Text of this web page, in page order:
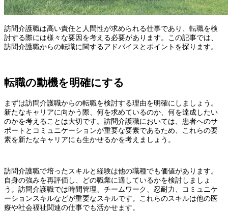
訪問介護職は高い責任と人間性が求められる仕事であり、転職を検
討する際には様々な要因を考える必要があります。この記事では、
訪問介護職からの転職に関するアドバイスとポイントを探ります。
転職の動機を明確にする
まずは訪問介護職からの転職を検討する理由を明確にしましょう。
新たなキャリアに向かう際、何を求めているのか、何を達成したい
のかを考えることは大切です。訪問介護職においては、患者へのサ
ポートとコミュニケーションが重要な要素であるため、これらの要
素を新たなキャリアにも生かせるかを考えましょう。
訪問介護職で培ったスキルと経験は他の職種でも価値があります。
自身の強みを再評価し、どの職業に適しているかを検討しましょ
う。訪問介護職では時間管理、チームワーク、忍耐力、コミュニケ
ーションスキルなどが重要なスキルです。これらのスキルは他の医
療や社会福祉関連の仕事でも活かせます。